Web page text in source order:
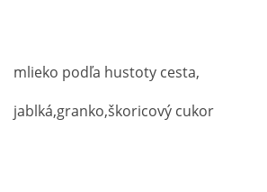
mlieko podľa hustoty cesta,
jablká,granko,škoricový cukor